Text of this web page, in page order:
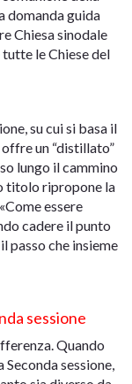
domanda guida
Chiesa sinodale
le Chiese del
su cui si basa il
un “distillato”
lungo il cammino
titolo ripropone la
essere
cadere il punto
passo che insieme
sessione
Quando
Seconda sessione,